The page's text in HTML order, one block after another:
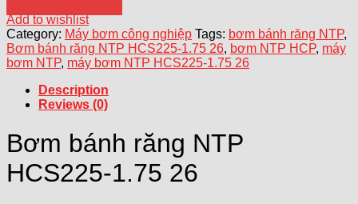
Add to wishlist
Category: Máy bơm công nghiệp Tags: bơm bánh răng NTP,
Bơm bánh răng NTP HCS225-1.75 26, bơm NTP HCP, máy
bơm NTP, máy bơm NTP HCS225-1.75 26
Description
Reviews (0)
Bơm bánh răng NTP
HCS225-1.75 26